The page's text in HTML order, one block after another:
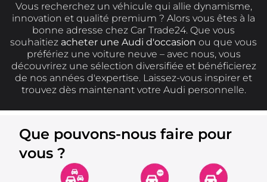
Vous recherchez un véhicule qui allie dynamisme,
innovation et qualité premium ? Alors vous êtes à la
bonne adresse chez Car Trade24. Que vous
souhaitiez acheter une Audi d'occasion ou que vous
préfériez une voiture neuve – avec nous, vous
découvrirez une sélection diversifiée et bénéficierez
de nos années d'expertise. Laissez-vous inspirer et
trouvez dès maintenant votre Audi personnelle.
Que pouvons-nous faire pour
vous ?